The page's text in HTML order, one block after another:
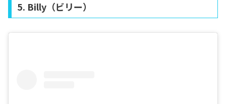
5. Billy（ビリー）